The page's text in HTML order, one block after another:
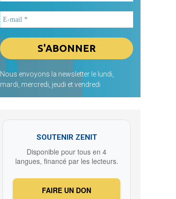
Nous envoyons la newsletter le lundi,
mardi, mercredi, jeudi et vendredi
SOUTENIR ZENIT
Disponible pour tous en 4
langues, financé par les lecteurs.
FAIRE UN DON